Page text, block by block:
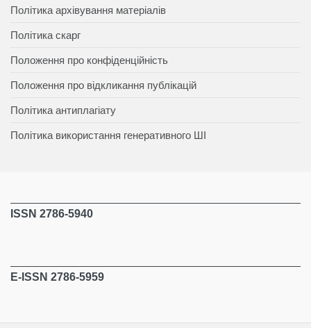
Політика архівування матеріалів
Політика скарг
Положення про конфіденційність
Положення про відкликання публікацій
Політика антиплагіату
Політика використання генеративного ШІ
ISSN 2786-5940
E-ISSN 2786-5959